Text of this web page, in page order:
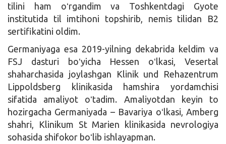
tilini ham oʻrgandim va Toshkentdagi Gyote
institutida til imtihoni topshirib, nemis tilidan B2
sertifikatini oldim.
Germaniyaga esa 2019-yilning dekabrida keldim va
FSJ dasturi boʻyicha Hessen oʻlkasi, Vesertal
shaharchasida joylashgan Klinik und Rehazentrum
Lippoldsberg klinikasida hamshira yordamchisi
sifatida amaliyot oʻtadim. Amaliyotdan keyin to
hozirgacha Germaniyada – Bavariya oʻlkasi, Amberg
shahri, Klinikum St Marien klinikasida nevrologiya
sohasida shifokor boʻlib ishlayapman.